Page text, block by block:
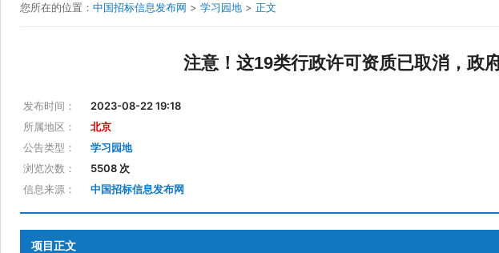
您所在的位置： 中国招标信息发布网 > 学习园地 > 正文
注意！这19类行政许可资质已取消，政
发布时间：
2023-08-22 19:18
所属地区：
北京
公告类型：
学习园地
浏览次数：
5508 次
信息来源：
中国招标信息发布网
项目正文